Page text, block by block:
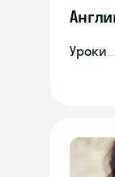
Уроки